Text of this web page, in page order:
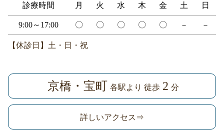
診療時間 月 火 水 木 金 土 日
9:00～17:00 〇 〇 〇 〇 〇 － －
【休診日】土・日・祝
京橋・宝町 各駅より 徒歩 2 分
詳しいアクセス⇒